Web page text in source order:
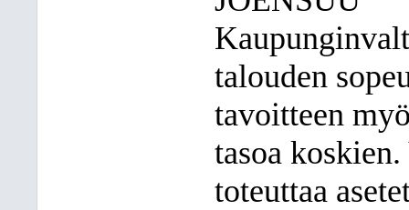
talouden
tavoitteen
tasoa
toteuttaa